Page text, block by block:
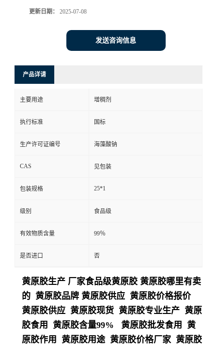
更新日期： 2025-07-08
发送咨询信息
产品详请
主要用途 增稠剂
执行标准 国标
生产许可证编号 海藻酸钠
CAS 见包装
包装规格 25*1
级别 食品级
有效物质含量 99％
是否进口 否
黄原胶生产 厂家食品级黄原胶 黄原胶哪里有卖
的 黄原胶品牌 黄原胶供应 黄原胶价格报价
黄原胶供应 黄原胶现货 黄原胶专业生产 黄原
胶食用 黄原胶含量99% 黄原胶批发食用 黄
原胶作用 黄原胶用途 黄原胶价格厂家 黄原胶